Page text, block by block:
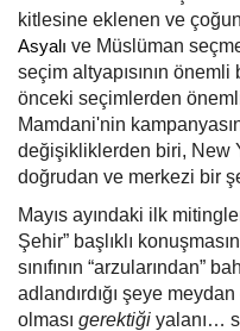
kitlesine eklenen ve
Asyalı ve Müslüman
seçim altyapısının
önceki seçimlerden
Mamdani'nin
değişikliklerden biri, New
doğrudan ve merkezi bir
Mayıs ayındaki ilk
Şehir” başlıklı
sınıfının “arzularından”
adlandırdığı şeye
olması gerektiği yalanı…